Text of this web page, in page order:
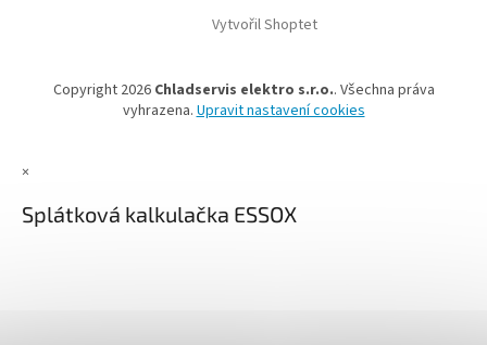
Vytvořil Shoptet
Copyright 2026 Chladservis elektro s.r.o.. Všechna práva
vyhrazena.Upravit nastavení cookies
×
Splátková kalkulačka ESSOX